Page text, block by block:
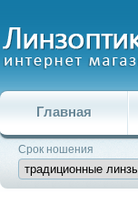
Главная
Срок ношения